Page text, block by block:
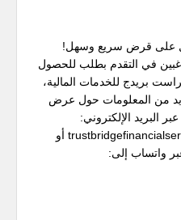
على قرض سريع وسهل!
في التقدم بطلب للحصول
بريدج للخدمات المالية،
من المعلومات حول عرض
البريد الإلكتروني:
trustbridgefinancialservice943@yahoo.com أو
واتساب إلى: